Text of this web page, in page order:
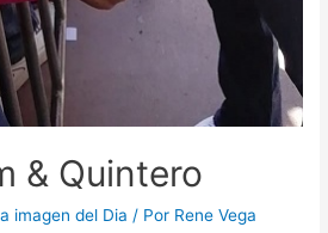
& Quintero
imagen del Dia / Por Rene Vega